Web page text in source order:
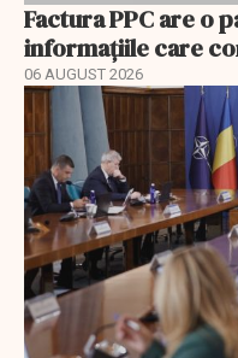
Factura PPC are o
informațiile care
06 AUGUST 2026